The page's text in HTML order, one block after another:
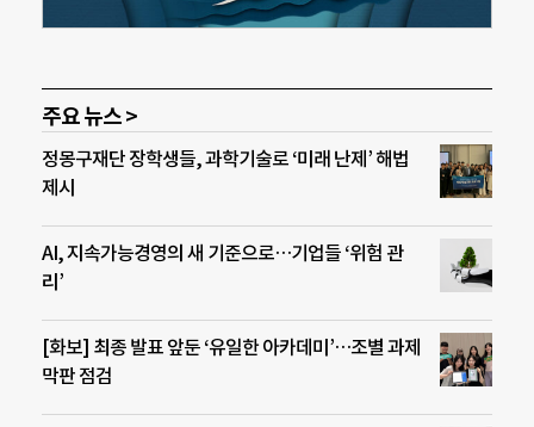
주요 뉴스 >
정몽구재단 장학생들, 과학기술로 ‘미래 난제’ 해법
제시
AI, 지속가능경영의 새 기준으로…기업들 ‘위험 관
리’
[화보] 최종 발표 앞둔 ‘유일한 아카데미’…조별 과제
막판 점검